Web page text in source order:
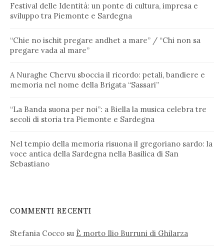
Festival delle Identità: un ponte di cultura, impresa e
sviluppo tra Piemonte e Sardegna
“Chie no ischit pregare andhet a mare” / “Chi non sa
pregare vada al mare”
A Nuraghe Chervu sboccia il ricordo: petali, bandiere e
memoria nel nome della Brigata “Sassari”
“La Banda suona per noi”: a Biella la musica celebra tre
secoli di storia tra Piemonte e Sardegna
Nel tempio della memoria risuona il gregoriano sardo: la
voce antica della Sardegna nella Basilica di San
Sebastiano
COMMENTI RECENTI
Stefania Cocco su È morto Ilio Burruni di Ghilarza